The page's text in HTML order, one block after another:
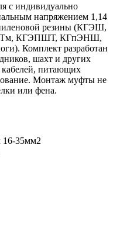
с индивидуально
напряжением 1,14
резины (КГЭШ,
КГЭПШТ, КГпЭНШ,
Комплект разработан
шахт и других
кабелей, питающих
Монтаж муфты не
или фена.
16-35мм2